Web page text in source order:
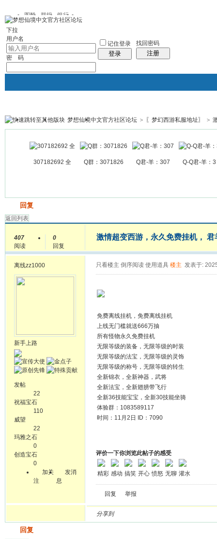
图酷 群组 银行
下拉
用户名
密 码
记住登录
登录
找回密码
注册
银行 群组聚合 我的空间
帖子
梦想仙境中文官方社区论坛 > 〖梦幻西游私服地址〗 >
307182692 全 Q群：3071826 Q君-羊：307 Q-Q君-羊：3
回复
返回列表
407
阅读
0
回复
激情超变西游，永久免费挂机，
离线zz1000
新手上路
发帖
22
祝福宝石
110
威望
22
玛雅之石
0
创造宝石
0
加关
注
发消
息
只看楼主 倒序阅读 使用道具 楼主 发表于:
免费离线挂机，免费离线挂机
上线无门槛就送666万抽
所有怪物永久免费挂机
无限等级的装备，无限等级的时装
无限等级的法宝，无限等级的灵饰
无限等级的称号，无限等级的转生
全新锦衣，全新神器，武将
全新法宝，全新翅膀带飞行
全新36技能宝宝，全新30技能坐骑
体验群：1083589117
时间：11月2日 ID：7090
评价一下你浏览此帖子的感受
精彩 感动 搞笑 开心 愤怒 无聊 灌水
回复 举报
分享到
回复